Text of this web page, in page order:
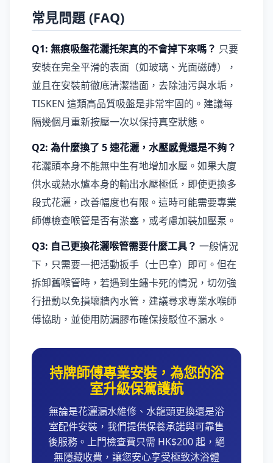
常見問題 (FAQ)
Q1: 無痕吸盤花灑托架真的不會掉下來嗎？ 只要
安裝在完全平滑的表面（如玻璃、光面磁磚），
並且在安裝前徹底清潔牆面，去除油污與水垢，
TISKEN 這類高品質吸盤是非常牢固的。建議每
隔幾個月重新按壓一次以保持真空狀態。
Q2: 為什麼換了 5 速花灑，水壓感覺還是不夠？
花灑頭本身不能無中生有地增加水壓。如果大廈
供水或熱水爐本身的輸出水壓極低，即使更換多
段式花灑，改善幅度也有限。這時可能需要專業
師傅檢查喉管是否有淤塞，或考慮加裝加壓泵。
Q3: 自己更換花灑喉管需要什麼工具？ 一般情況
下，只需要一把活動扳手（士巴拿）即可。但在
拆卸舊喉管時，若遇到生鏽卡死的情況，切勿強
行扭動以免損壞牆內水管，建議尋求專業水喉師
傅協助，並使用防漏膠布確保接駁位不漏水。
持牌師傅專業安裝，為您的浴
室升級保駕護航
無論是花灑漏水維修、水龍頭更換還是浴
室配件安裝，我們提供保養承諾與可靠售
後服務。上門檢查費只需 HK$200 起，絕
無隱藏收費，讓您安心享受極致沐浴體